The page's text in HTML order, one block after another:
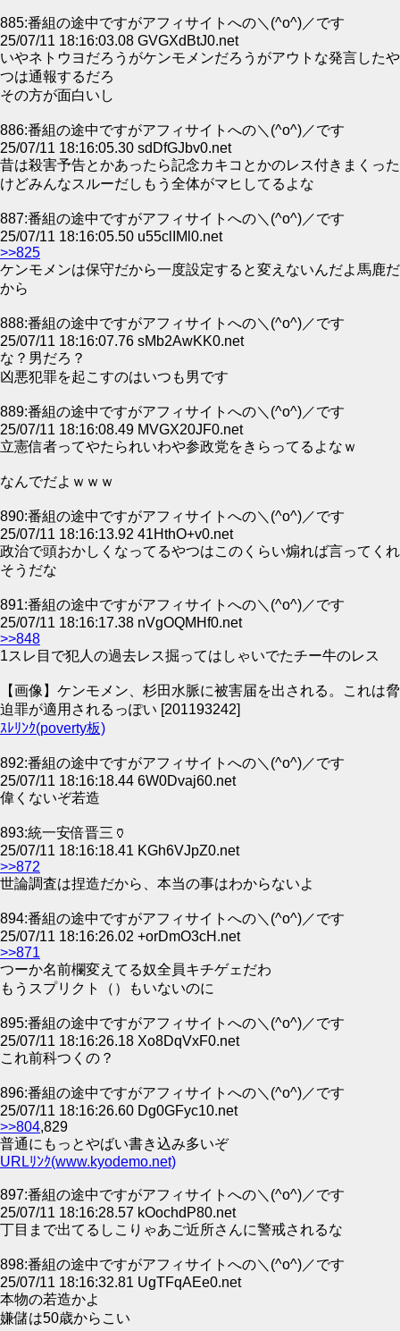
885:番組の途中ですがアフィサイトへの＼(^o^)／です
25/07/11 18:16:03.08 GVGXdBtJ0.net
いやネトウヨだろうがケンモメンだろうがアウトな発言したや
つは通報するだろ
その方が面白いし
886:番組の途中ですがアフィサイトへの＼(^o^)／です
25/07/11 18:16:05.30 sdDfGJbv0.net
昔は殺害予告とかあったら記念カキコとかのレス付きまくった
けどみんなスルーだしもう全体がマヒしてるよな
887:番組の途中ですがアフィサイトへの＼(^o^)／です
25/07/11 18:16:05.50 u55clIMl0.net
>>825
ケンモメンは保守だから一度設定すると変えないんだよ馬鹿だ
から
888:番組の途中ですがアフィサイトへの＼(^o^)／です
25/07/11 18:16:07.76 sMb2AwKK0.net
な？男だろ？
凶悪犯罪を起こすのはいつも男です
889:番組の途中ですがアフィサイトへの＼(^o^)／です
25/07/11 18:16:08.49 MVGX20JF0.net
立憲信者ってやたられいわや参政党をきらってるよなｗ
なんでだよｗｗｗ
890:番組の途中ですがアフィサイトへの＼(^o^)／です
25/07/11 18:16:13.92 41HthO+v0.net
政治で頭おかしくなってるやつはこのくらい煽れば言ってくれ
そうだな
891:番組の途中ですがアフィサイトへの＼(^o^)／です
25/07/11 18:16:17.38 nVgOQMHf0.net
>>848
1スレ目で犯人の過去レス掘ってはしゃいでたチー牛のレス
【画像】ケンモメン、杉田水脈に被害届を出される。これは脅
迫罪が適用されるっぽい [201193242]
ｽﾚﾘﾝｸ(poverty板)
892:番組の途中ですがアフィサイトへの＼(^o^)／です
25/07/11 18:16:18.44 6W0Dvaj60.net
偉くないぞ若造
893:統一安倍晋三🏺
25/07/11 18:16:18.41 KGh6VJpZ0.net
>>872
世論調査は捏造だから、本当の事はわからないよ
894:番組の途中ですがアフィサイトへの＼(^o^)／です
25/07/11 18:16:26.02 +orDmO3cH.net
>>871
つーか名前欄変えてる奴全員キチゲェだわ
もうスプリクト（）もいないのに
895:番組の途中ですがアフィサイトへの＼(^o^)／です
25/07/11 18:16:26.18 Xo8DqVxF0.net
これ前科つくの？
896:番組の途中ですがアフィサイトへの＼(^o^)／です
25/07/11 18:16:26.60 Dg0GFyc10.net
>>804,829
普通にもっとやばい書き込み多いぞ
URLﾘﾝｸ(www.kyodemo.net)
897:番組の途中ですがアフィサイトへの＼(^o^)／です
25/07/11 18:16:28.57 kOochdP80.net
丁目まで出てるしこりゃあご近所さんに警戒されるな
898:番組の途中ですがアフィサイトへの＼(^o^)／です
25/07/11 18:16:32.81 UgTFqAEe0.net
本物の若造かよ
嫌儲は50歳からこい